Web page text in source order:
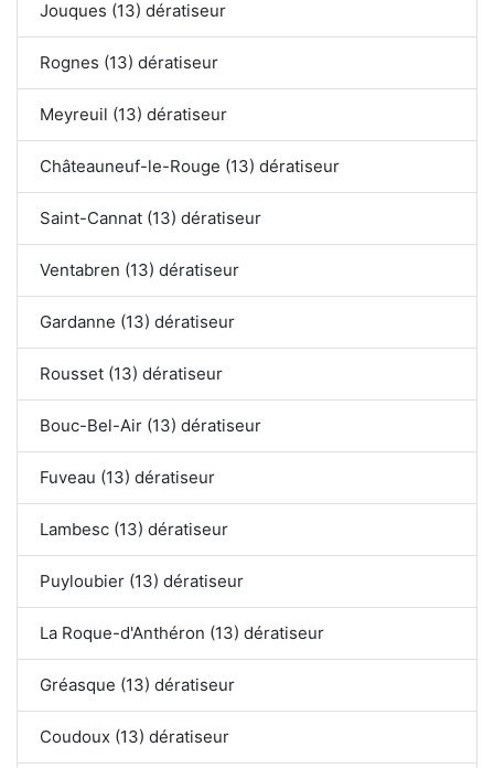
Jouques (13) dératiseur
Rognes (13) dératiseur
Meyreuil (13) dératiseur
Châteauneuf-le-Rouge (13) dératiseur
Saint-Cannat (13) dératiseur
Ventabren (13) dératiseur
Gardanne (13) dératiseur
Rousset (13) dératiseur
Bouc-Bel-Air (13) dératiseur
Fuveau (13) dératiseur
Lambesc (13) dératiseur
Puyloubier (13) dératiseur
La Roque-d'Anthéron (13) dératiseur
Gréasque (13) dératiseur
Coudoux (13) dératiseur